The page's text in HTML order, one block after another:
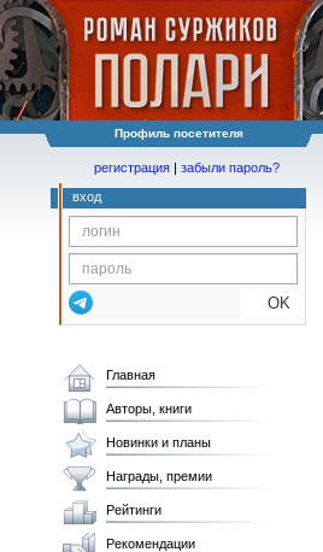
Профиль посетителя
регистрация | забыли пароль?
вход
OK
Главная
Авторы, книги
Новинки и планы
Награды, премии
Рейтинги
Рекомендации